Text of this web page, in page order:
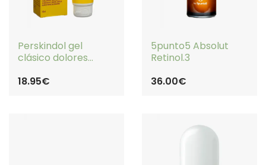
SIN STOCK
Perskindol gel
clásico dolores
18.95€
COMPRAR
5punto5 Absolut
Retinol.3
36.00€